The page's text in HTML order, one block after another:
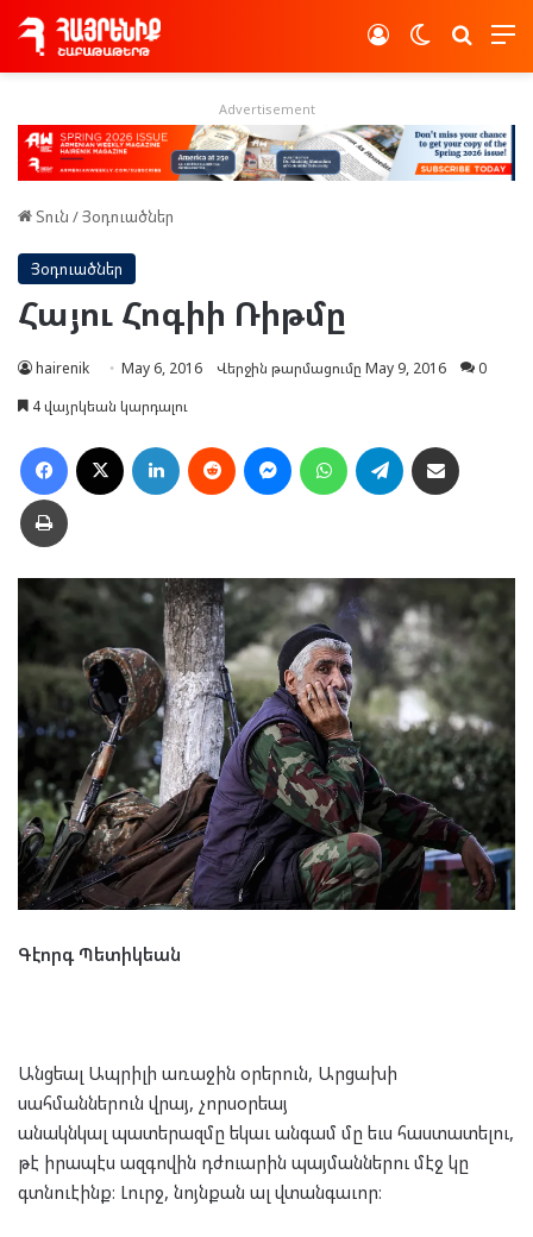
Switch skin
Log In
Advertisement
Տուն /Յօդուածներ
Յօդուածներ
Հայու Հոգիի Ռիթմը
hairenik May 6, 2016 Վերջին թարմացումը May 9, 2016
0
4 վայրկեան կարդալու
Facebook LinkedIn Reddit MessengerWhatsAppTelegram
Տպել
Գէորգ Պետիկեան
Անցեալ Ապրիլի առաջին օրերուն, Արցախի
սահմաններուն վրայ, չորսօրեայ
անակնկալ պատերազմը եկաւ անգամ մը եւս հաստատելու,
թէ իրապէս ազգովին դժուարին պայմաններու մէջ կը
գտնուէինք։ Լուրջ, նոյնքան ալ վտանգաւոր։